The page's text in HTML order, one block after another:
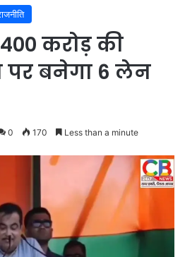
करोड़ की
पर बनेगा 6 लेन
0 170 Less than a minute